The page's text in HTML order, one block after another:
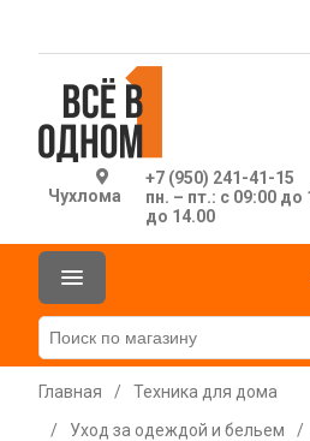
Чухлома
+7 (950) 241-41-15
пн. – пт.: с 09:00 до
до 14.00
Главная /
Техника для дома
/
Уход за одеждой и бельем /